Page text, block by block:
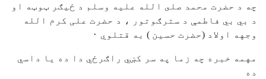
چه د حضرت محمد صلى الله عليه وسلم د ځيګر ټوټه او
د بي بي فاطمې د سترګوتور ، د حضرت علی کرم الله
وجهه اولاد (حضرت حسين ) به قتلوي ٠
مهمه خبره چه زما په سر کښي راګرځي دا ده يا داسي
ده